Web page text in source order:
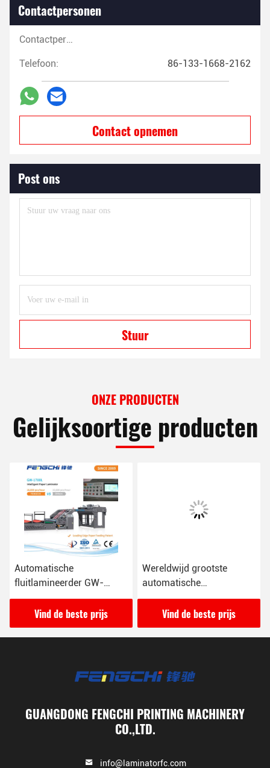
Contactpersonen
Contactpersonen:
Telefoon: 86-133-1668-2162
Contact opnemen
Post ons
Stuur
ONZE PRODUCTEN
Gelijksoortige producten
Automatische
fluitlamineerder GW-
1700L met snelheid 16000
vellen/uur
Vind de beste prijs
Wereldwijd grootste
automatische
fluitlamineerder GW-
2200LVind de beste prijs
GUANGDONG FENGCHI PRINTING MACHINERY
CO.,LTD.
info@laminatorfc.com